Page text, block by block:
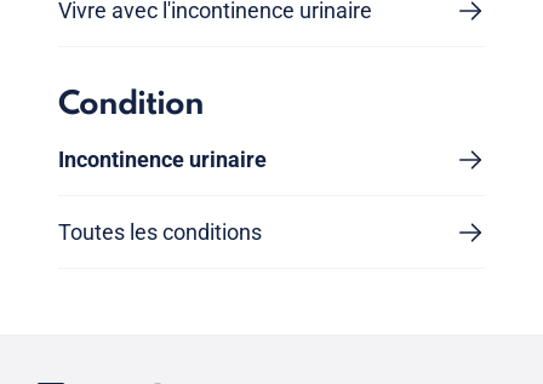
Vivre avec l'incontinence urinaire
Condition
Incontinence urinaire
Toutes les conditions